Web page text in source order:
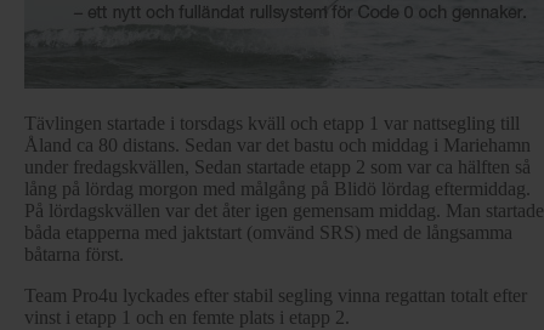
Tävlingen startade i torsdags kväll och etapp 1 var nattsegling till
Åland ca 80 distans. Sedan var det bastu och middag i Mariehamn
under fredagskvällen, Sedan startade etapp 2 som var ca hälften så
lång på lördag morgon med målgång på Blidö lördag eftermiddag.
På lördagskvällen var det åter igen gemensam middag. Man startade
båda etapperna med jaktstart (omvänd SRS) med de långsamma
båtarna först.
Team Pro4u lyckades efter stabil segling vinna regattan totalt efter
vinst i etapp 1 och en femte plats i etapp 2.